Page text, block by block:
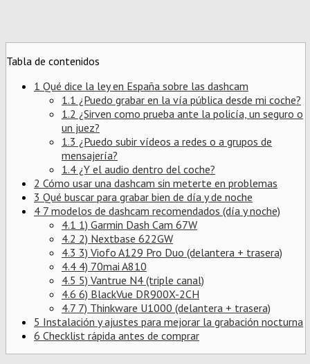
Tabla de contenidos
1 Qué dice la ley en España sobre las dashcam
1.1 ¿Puedo grabar en la vía pública desde mi coche?
1.2 ¿Sirven como prueba ante la policía, un seguro o
un juez?
1.3 ¿Puedo subir vídeos a redes o a grupos de
mensajería?
1.4 ¿Y el audio dentro del coche?
2 Cómo usar una dashcam sin meterte en problemas
3 Qué buscar para grabar bien de día y de noche
4 7 modelos de dashcam recomendados (día y noche)
4.1 1) Garmin Dash Cam 67W
4.2 2) Nextbase 622GW
4.3 3) Viofo A129 Pro Duo (delantera + trasera)
4.4 4) 70mai A810
4.5 5) Vantrue N4 (triple canal)
4.6 6) BlackVue DR900X-2CH
4.7 7) Thinkware U1000 (delantera + trasera)
5 Instalación y ajustes para mejorar la grabación nocturna
6 Checklist rápida antes de comprar